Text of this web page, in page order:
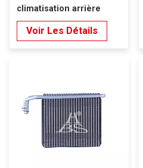
climatisation arrière
pour Mercedes-Benz
Classe V W447 W448
Voir Les Détails